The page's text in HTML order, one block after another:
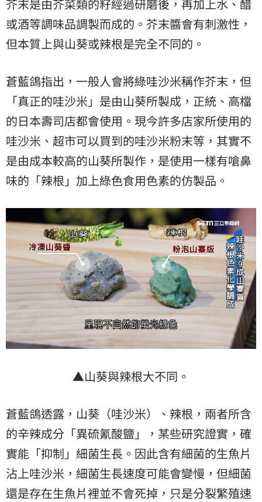
芥末是由芥菜類的籽經過研磨後，再加上水、醋
或酒等調味品調製而成的。芥末醬會有刺激性，
但本質上與山葵或辣根是完全不同的。
蒼藍鴿指出，一般人會將綠哇沙米稱作芥末，但
「真正的哇沙米」是由山葵所製成，正統、高檔
的日本壽司店都會使用。現今許多店家所使用的
哇沙米、超市可以買到的哇沙米粉末等，其實不
是由成本較高的山葵所製作，是使用一樣有嗆鼻
味的「辣根」加上綠色食用色素的仿製品。
▲山葵與辣根大不同。
蒼藍鴿透露，山葵（哇沙米）、辣根，兩者所含
的辛辣成分「異硫氰酸鹽」，某些研究證實，確
實能「抑制」細菌生長。因此含有細菌的生魚片
沾上哇沙米，細菌生長速度可能會變慢，但細菌
還是存在生魚片裡並不會死掉，只是分裂繁殖速